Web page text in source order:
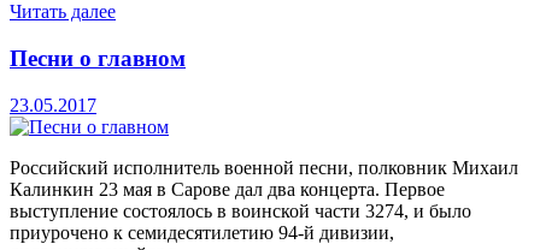
Читать далее
Песни о главном
23.05.2017
Российский исполнитель военной песни, полковник Михаил
Калинкин 23 мая в Сарове дал два концерта. Первое
выступление состоялось в воинской части 3274, и было
приурочено к семидесятилетию 94-й дивизии,